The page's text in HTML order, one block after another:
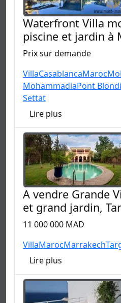
Waterfront Villa
piscine et jardin à
Prix sur demande
VillaCasablancaMaroc
MohammadiaPont
Settat
Lire plus
A vendre Grande
et grand jardin,
11 000 000 MAD
VillaMarocMarrakech
Lire plus